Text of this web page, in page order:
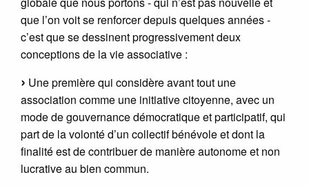
que l’on voit se renforcer depuis quelques années -
c’est que se dessinent progressivement deux
conceptions de la vie associative :
Une première qui considère avant tout une
association comme une initiative citoyenne, avec un
mode de gouvernance démocratique et participatif, qui
part de la volonté d’un collectif bénévole et dont la
finalité est de contribuer de manière autonome et non
lucrative au bien commun.